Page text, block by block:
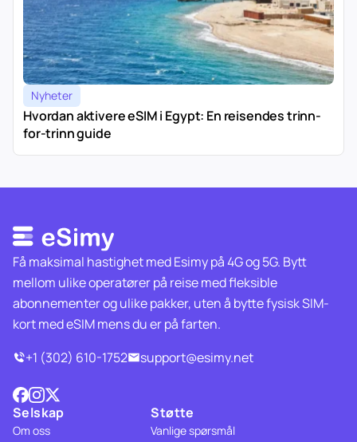
Nyheter
Hvordan aktivere eSIM i Egypt: En reisendes trinn-
for-trinn guide
Få maksimal hastighet med Esimy på 4G og 5G. Bytt
mellom ulike operatører på reise med fleksible
abonnementer og ulike pakker, uten å bytte fysisk SIM-
kort med eSIM mens du er på farten.
+1 (302) 610-1752
support@esimy.net
Selskap
Om oss
Støtte
Vanlige spørsmål